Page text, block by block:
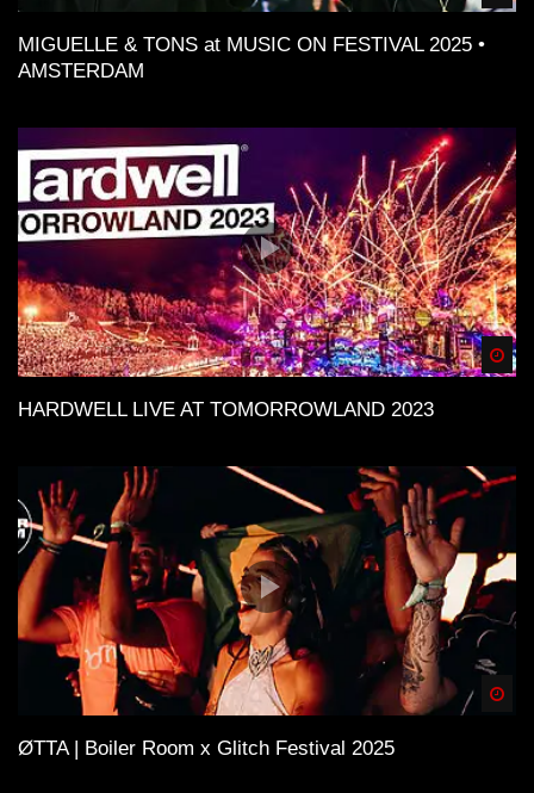
MIGUELLE & TONS at MUSIC ON FESTIVAL 2025 •
AMSTERDAM
HARDWELL LIVE AT TOMORROWLAND 2023
ØTTA | Boiler Room x Glitch Festival 2025